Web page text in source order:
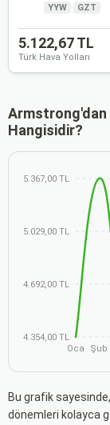
YYW · GZT
5.122,67 TL
Türk Hava Yolları
Armstrong'dan
Hangisidir?
5.367,00 TL
5.029,00 TL
4.692,00 TL
4.354,00 TL
Oca
Şub
Bu grafik
dönemleri kolayca